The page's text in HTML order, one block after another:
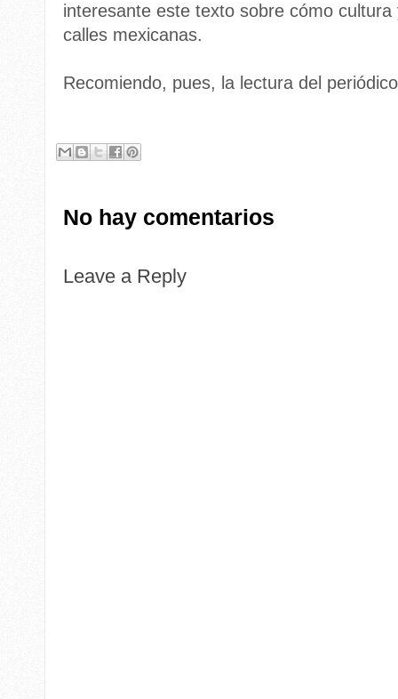
interesante este texto sobre cómo
calles mexicanas.
Recomiendo, pues, la lectura del
No hay comentarios
Leave a Reply